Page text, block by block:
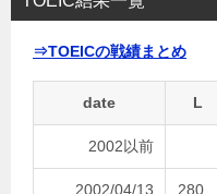
⇒TOEICの戦績まとめ
date L
2002以前
2002/04/13 280